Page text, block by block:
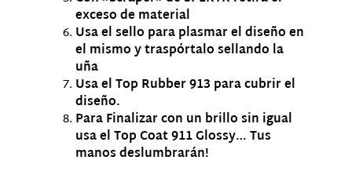
exceso de material
Usa el sello para plasmar el diseño en
el mismo y traspórtalo sellando la
uña
Usa el Top Rubber 913 para cubrir el
diseño.
Para Finalizar con un brillo sin igual
usa el Top Coat 911 Glossy… Tus
manos deslumbrarán!